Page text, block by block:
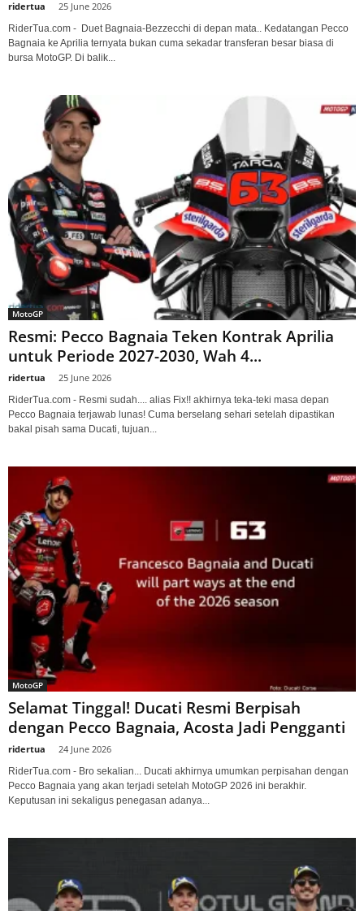
ridertua 25 June 2026
RiderTua.com - Duet Bagnaia-Bezzecchi di depan mata.. Kedatangan Pecco
Bagnaia ke Aprilia ternyata bukan cuma sekadar transferan besar biasa di
bursa MotoGP. Di balik...
MotoGP
Resmi: Pecco Bagnaia Teken Kontrak Aprilia
untuk Periode 2027-2030, Wah 4...
ridertua 25 June 2026
RiderTua.com - Resmi sudah.... alias Fix!! akhirnya teka-teki masa depan
Pecco Bagnaia terjawab lunas! Cuma berselang sehari setelah dipastikan
bakal pisah sama Ducati, tujuan...
MotoGP
Selamat Tinggal! Ducati Resmi Berpisah
dengan Pecco Bagnaia, Acosta Jadi Pengganti
ridertua 24 June 2026
RiderTua.com - Bro sekalian... Ducati akhirnya umumkan perpisahan dengan
Pecco Bagnaia yang akan terjadi setelah MotoGP 2026 ini berakhir.
Keputusan ini sekaligus penegasan adanya...